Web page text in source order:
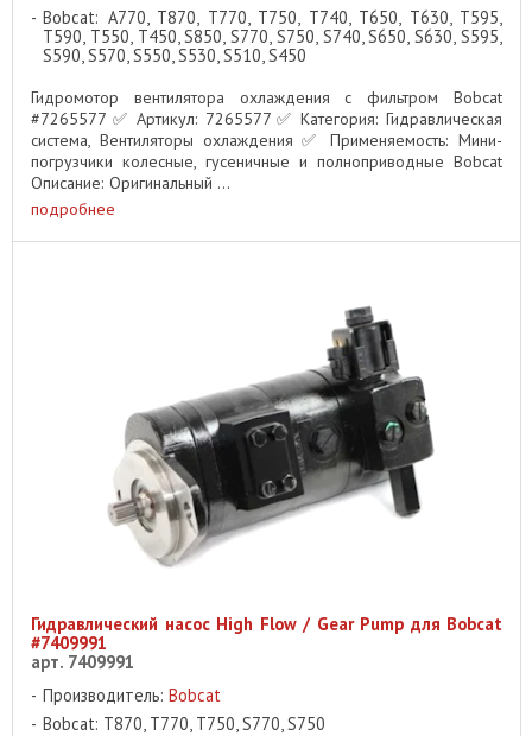
Bobcat: A770, T870, T770, T750, T740, T650, T630, T595,
T590, T550, T450, S850, S770, S750, S740, S650, S630, S595,
S590, S570, S550, S530, S510, S450
Гидромотор вентилятора охлаждения с фильтром Bobcat
#7265577 ✅ Артикул: 7265577 ✅ Категория: Гидравлическая
система, Вентиляторы охлаждения ✅ Применяемость: Мини-
погрузчики колесные, гусеничные и полноприводные Bobcat
Описание: Оригинальный ...
подробнее
Гидравлический насос High Flow / Gear Pump для Bobcat
#7409991
арт. 7409991
Производитель: Bobcat
Bobcat: T870, T770, T750, S770, S750